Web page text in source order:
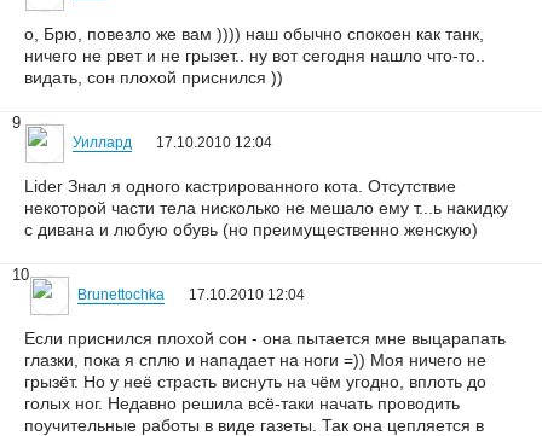
о, Брю, повезло же вам )))) наш обычно спокоен как танк,
ничего не рвет и не грызет.. ну вот сегодня нашло что-то..
видать, сон плохой приснился ))
9
Уиллард 17.10.2010 12:04
Lider Знал я одного кастрированного кота. Отсутствие
некоторой части тела нисколько не мешало ему т...ь накидку
с дивана и любую обувь (но преимущественно женскую)
10
Brunettochka 17.10.2010 12:04
Если приснился плохой сон - она пытается мне выцарапать
глазки, пока я сплю и нападает на ноги =)) Моя ничего не
грызёт. Но у неё страсть виснуть на чём угодно, вплоть до
голых ног. Недавно решила всё-таки начать проводить
поучительные работы в виде газеты. Так она цепляется в